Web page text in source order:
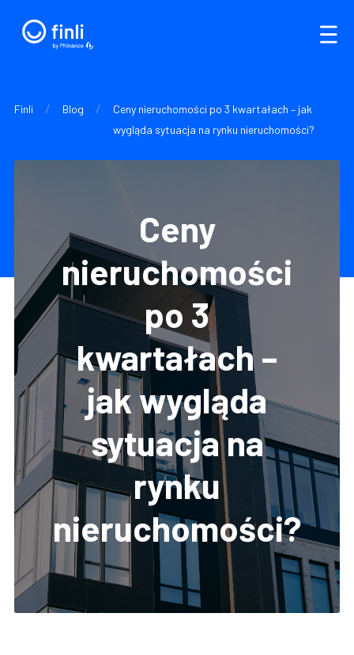
Finli / Blog /
Ceny nieruchomości po 3 kwartałach – jak
wygląda sytuacja na rynku nieruchomości?
Ceny
nieruchomości
po 3
kwartałach –
jak wygląda
sytuacja na
rynku
nieruchomości?